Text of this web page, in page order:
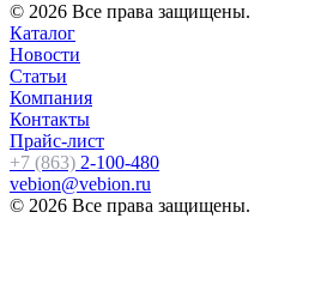
© 2026 Все права защищены.
Каталог
Новости
Статьи
Компания
Контакты
Прайс-лист
+7 (863) 2-100-480
vebion@vebion.ru
© 2026 Все права защищены.